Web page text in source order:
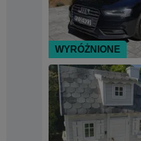
WYRÓŻNIONE